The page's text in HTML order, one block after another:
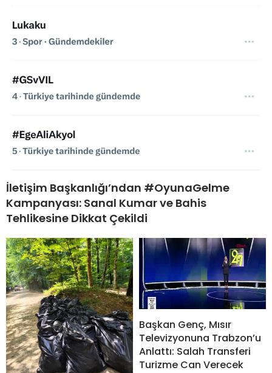
İletişim Başkanlığı’ndan #OyunaGelme
Kampanyası: Sanal Kumar ve Bahis
Tehlikesine Dikkat Çekildi
Başkan Genç, Mısır
Televizyonuna Trabzon’u
Anlattı: Salah Transferi
Turizme Can Verecek